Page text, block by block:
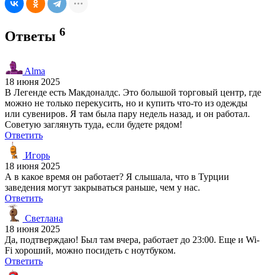
Ответы 6
Alma
18 июня 2025
В Легенде есть Макдоналдс. Это большой торговый центр, где
можно не только перекусить, но и купить что-то из одежды
или сувениров. Я там была пару недель назад, и он работал.
Советую заглянуть туда, если будете рядом!
Ответить
Игорь
18 июня 2025
А в какое время он работает? Я слышала, что в Турции
заведения могут закрываться раньше, чем у нас.
Ответить
Светлана
18 июня 2025
Да, подтверждаю! Был там вчера, работает до 23:00. Еще и Wi-
Fi хороший, можно посидеть с ноутбуком.
Ответить